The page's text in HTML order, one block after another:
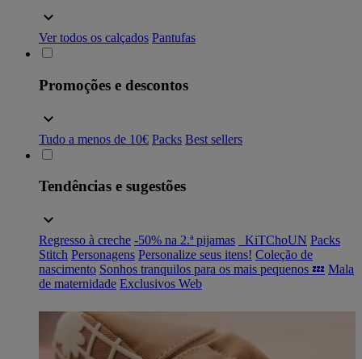
Ver todos os calçados Pantufas
Promoções e descontos
Tudo a menos de 10€ Packs Best sellers
Tendências e sugestões
Regresso à creche -50% na 2.ª pijamas _KiTChoUN Packs
Stitch Personagens Personalize seus itens! Coleção de
nascimento Sonhos tranquilos para os mais pequenos 💤 Mala
de maternidade Exclusivos Web